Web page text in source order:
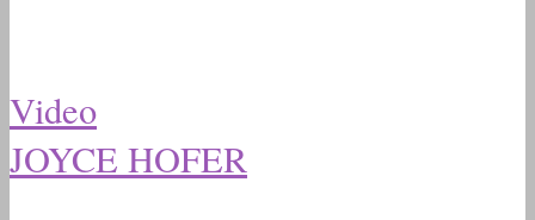
Video
JOYCE HOFER